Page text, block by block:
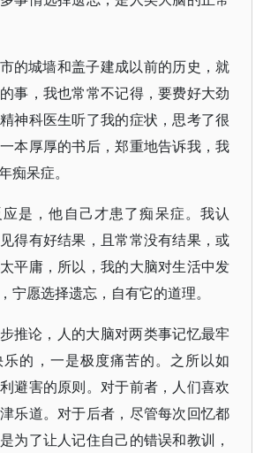
的城墙和盖子建成以前的历史，就
事，我也常常不记得，要费好大劲
神科医生听了我的症状，思考了很
本厚厚的书后，郑重地告诉我，我
痴呆症。
是，他自己才患了痴呆症。我认
得有好结果，且常常没有结果，或
平庸，所以，我的大脑对生活中发
宁愿选择遗忘，自有它的道理。
推论，人的大脑对两类事记忆最牢
的，一是极度痛苦的。之所以如
避害的原则。对于前者，人们喜欢
乐道。对于后者，尽管每次回忆都
为了让人记住自己的错误和教训，